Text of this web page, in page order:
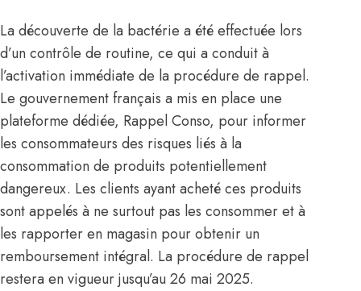
La découverte de la bactérie a été effectuée lors
d’un contrôle de routine, ce qui a conduit à
l’activation immédiate de la procédure de rappel.
Le gouvernement français a mis en place une
plateforme dédiée, Rappel Conso, pour informer
les consommateurs des risques liés à la
consommation de produits potentiellement
dangereux. Les clients ayant acheté ces produits
sont appelés à ne surtout pas les consommer et à
les rapporter en magasin pour obtenir un
remboursement intégral. La procédure de rappel
restera en vigueur jusqu’au 26 mai 2025.